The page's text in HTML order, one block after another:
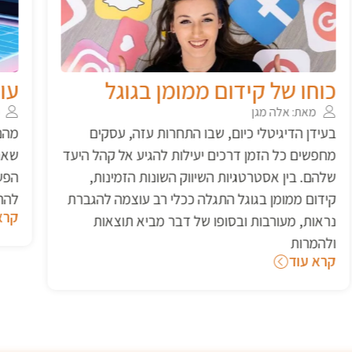
עוגיות או לא להיות
מאת: אלה מגן
מהם "קוקיז צד שלישי"? אלה הם קבצים קטנים
שאתרים מאחסנים במחשב שלכם כדי לעקוב אחר
הפעילות שלכם ברשת. הם מאפשרים למפרסמים
להתאים לכם פרסומות באופן אישי.
קרא עוד